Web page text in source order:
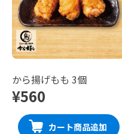
から揚げもも 3個
¥560
カート商品追加